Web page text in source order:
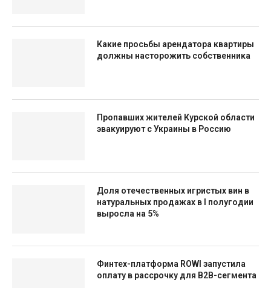
Какие просьбы арендатора квартиры
должны насторожить собственника
Пропавших жителей Курской области
эвакуируют с Украины в Россию
Доля отечественных игристых вин в
натуральных продажах в I полугодии
выросла на 5%
Финтех-платформа ROWI запустила
оплату в рассрочку для B2B-сегмента